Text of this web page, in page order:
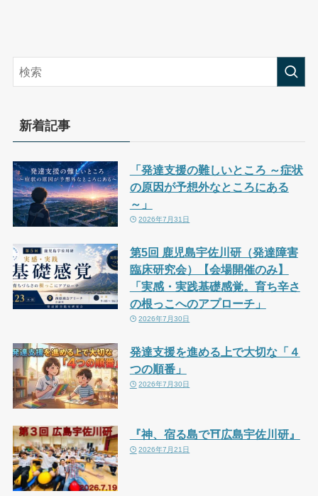
新着記事
「発達支援の難しいところ ～症状
の原因が予想外なところにある
～」
2026年7月31日
第5回 鹿児島宇佐川研（発達障害
臨床研究会）【会場開催のみ】
「実感・実践基礎感覚。育ち辛さ
の根っこへのアプローチ」
2026年7月30日
発達支援を進める上で大切な「４
つの順番」
2026年7月30日
『神、宿る島で⛩広島宇佐川研』
2026年7月21日